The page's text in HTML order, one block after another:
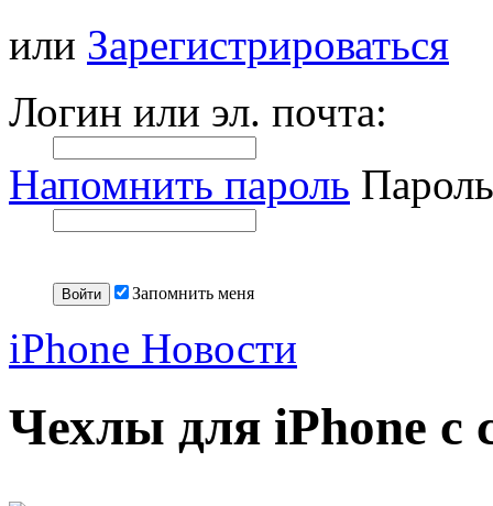
или Зарегистрироваться
Логин или эл. почта:
Напомнить пароль
Запомнить меня
iPhone Новости
Чехлы для iPhone с